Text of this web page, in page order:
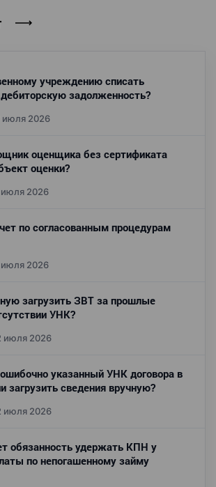
учреждению списать
задолженность?
июля 2026
оценщика без сертификата
оценки?
июля 2026
по согласованным процедурам
июля 2026
загрузить ЗВТ за прошлые
УНК?
июля 2026
указанный УНК договора в
сведения вручную?
июля 2026
обязанность удержать КПН у
по непогашенному займу